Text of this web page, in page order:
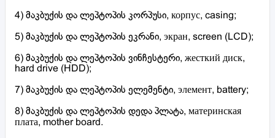
4) მაკბუქის და ლეპტოპის კორპუსი, корпус, casing;
5) მაკბუქის და ლეპტოპის ეკრანი, экран, screen (LCD);
6) მაკბუქის და ლეპტოპის ვინჩესტერი, жесткий диск,
hard drive (HDD);
7) მაკბუქის და ლეპტოპის ელემენტი, элемент, battery;
8) მაკბუქის და ლეპტოპის დედა პლატა, материнская
плата, mother board.